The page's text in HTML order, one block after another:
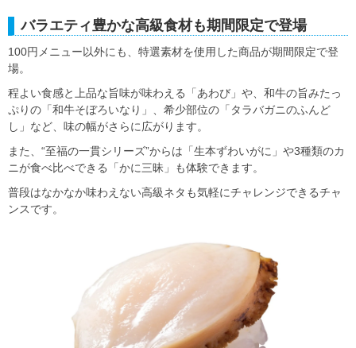
バラエティ豊かな高級食材も期間限定で登場
100円メニュー以外にも、特選素材を使用した商品が期間限定で登
場。
程よい食感と上品な旨味が味わえる「あわび」や、和牛の旨みたっ
ぷりの「和牛そぼろいなり」、希少部位の「タラバガニのふんど
し」など、味の幅がさらに広がります。
また、“至福の一貫シリーズ”からは「生本ずわいがに」や3種類のカ
ニが食べ比べできる「かに三昧」も体験できます。
普段はなかなか味わえない高級ネタも気軽にチャレンジできるチャ
ンスです。